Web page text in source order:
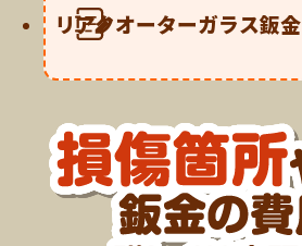
リアクオーターガラス鈑金